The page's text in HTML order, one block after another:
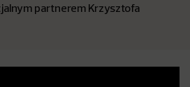
partnerem Krzysztofa